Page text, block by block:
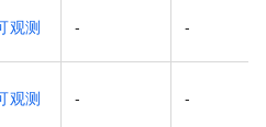
观测 - -
观测 - -